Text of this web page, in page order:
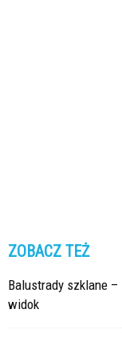
ZOBACZ TEŻ
Balustrady szklane
widok